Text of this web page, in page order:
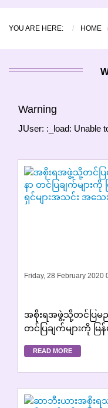
YOU ARE HERE: HOME
Warning
JUser: :_load: Unable
Friday, 28 February 2020
အစိုးရအဖွဲ့သို့တင်ပြမ
တင်ပြချက်များကို မ
များအသင်း အသေးစိ
READ MORE